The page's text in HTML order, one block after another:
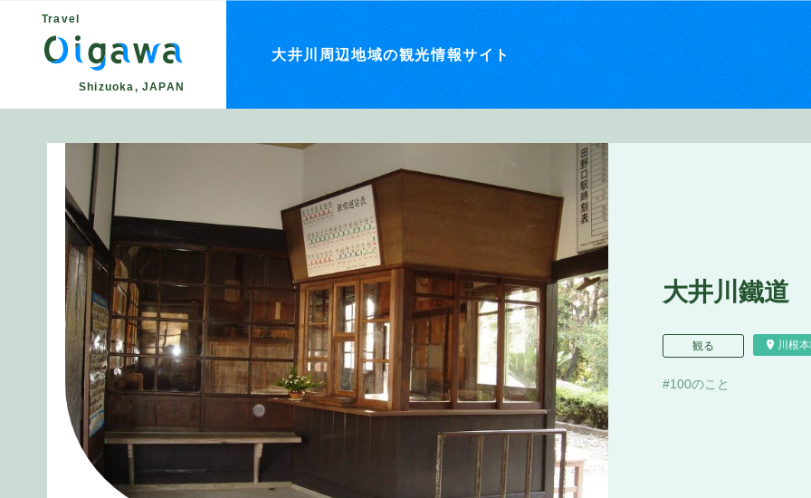
Travel
Shizuoka, JAPAN
大井川周辺地域の観光情報サイト
大井川鐵道
観る 川根
100のこと